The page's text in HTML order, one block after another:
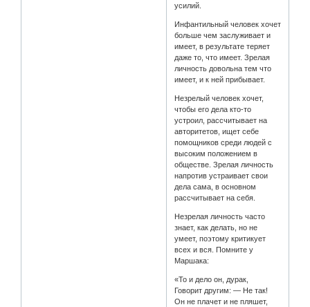
усилий.
Инфантильный человек хочет
больше чем заслуживает и
имеет, в результате теряет
даже то, что имеет. Зрелая
личность довольна тем что
имеет, и к ней прибывает.
Незрелый человек хочет,
чтобы его дела кто-то
устроил, рассчитывает на
авторитетов, ищет себе
помощников среди людей с
высоким положением в
обществе. Зрелая личность
напротив устраивает свои
дела сама, в основном
рассчитывает на себя.
Незрелая личность часто
знает, как делать, но не
умеет, поэтому критикует
всех и вся. Помните у
Маршака:
«То и дело он, дурак,
Говорит другим: — Не так!
Он не плачет и не пляшет,